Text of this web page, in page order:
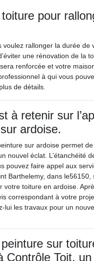
pour
rallonger la durée de
une rénovation de la
renforcée et votre
à qui vous
de détails.
à retenir sur
ardoise.
sur ardoise permet
nouvel éclat. L’étanchéité
pouvez faire appel aux
Barthelemy, dans
votre toiture en ardoise.
correspondant à votre
lui les travaux pour un
sur
Contrôle Toit,